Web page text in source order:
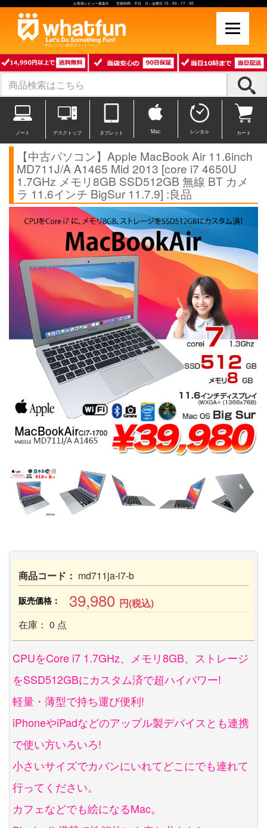
お客様レビュー募集中 営業時間：平日 月～金曜日 10：00～17：30
中古パソコン販売のワットファン
ノート デスクトップ タブレット Mac レンタル カート
【中古パソコン】Apple MacBook Air 11.6inch
MD711J/A A1465 Mid 2013 [core i7 4650U
1.7GHz メモリ8GB SSD512GB 無線 BT カメ
ラ 11.6インチ BigSur 11.7.9] :良品
商品コード： md711ja-i7-b
販売価格： 39,980 円(税込)
在庫： 0 点
CPUをCore i7 1.7GHz、メモリ8GB、ストレージ
をSSD512GBにカスタム済で超ハイパワー!
軽量・薄型で持ち運び便利!
iPhoneやiPadなどのアップル製デバイスとも連携
で使い方いろいろ!
小さいサイズでカバンにいれてどこにでも連れて
行ってください。
カフェなどでも絵になるMac。